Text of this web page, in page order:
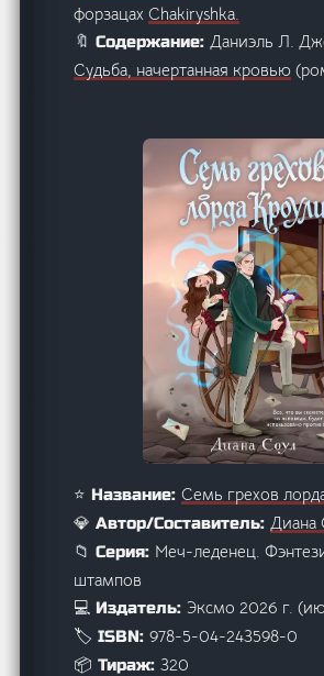
форзацахChakiryshka.
🔖 Содержание:Даниэль Л.
Судьба, начертанная кровью
⭐ Название:Семь грехов
💎 Автор/Составитель:Диана
📁 Серия: Меч-леденец.
штампов
💻 Издатель: Эксмо 2026 г.
🏷️ ISBN:978-5-04-243598-0
📦 Тираж:320